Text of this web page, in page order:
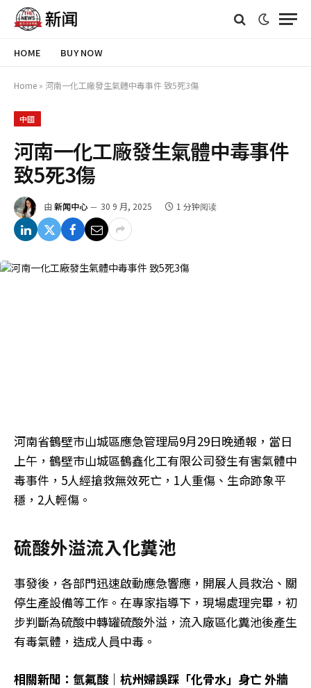
HOME BUY NOW
Home » 河南一化工廠發生氣體中毒事件 致5死3傷
中國
河南一化工廠發生氣體中毒事件
致5死3傷
由 新闻中心 30 9 月, 2025 1 分钟阅读
河南省鶴壁市山城區應急管理局9月29日晚通報，當日
上午，鶴壁市山城區鶴鑫化工有限公司發生有害氣體中
毒事件，5人經搶救無效死亡，1人重傷、生命跡象平
穩，2人輕傷。
硫酸外溢流入化糞池
事發後，各部門迅速啟動應急響應，開展人員救治、關
停生產設備等工作。在專家指導下，現場處理完畢，初
步判斷為硫酸中轉罐硫酸外溢，流入廠區化糞池後產生
有毒氣體，造成人員中毒。
相關新聞：氫氟酸｜杭州婦誤踩「化骨水」身亡 外牆